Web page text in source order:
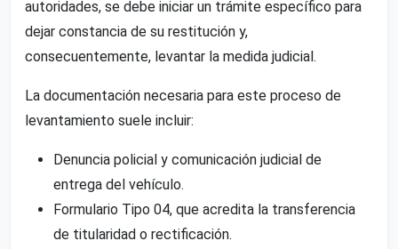
autoridades, se debe iniciar un trámite específico para
dejar constancia de su restitución y,
consecuentemente, levantar la medida judicial.
La documentación necesaria para este proceso de
levantamiento suele incluir:
Denuncia policial y comunicación judicial de
entrega del vehículo.
Formulario Tipo 04, que acredita la transferencia
de titularidad o rectificación.